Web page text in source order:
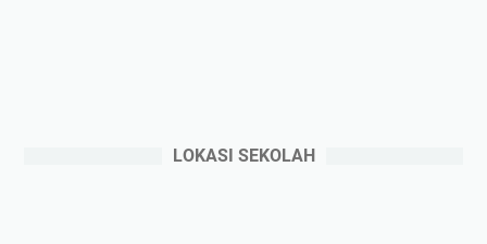
LOKASI SEKOLAH